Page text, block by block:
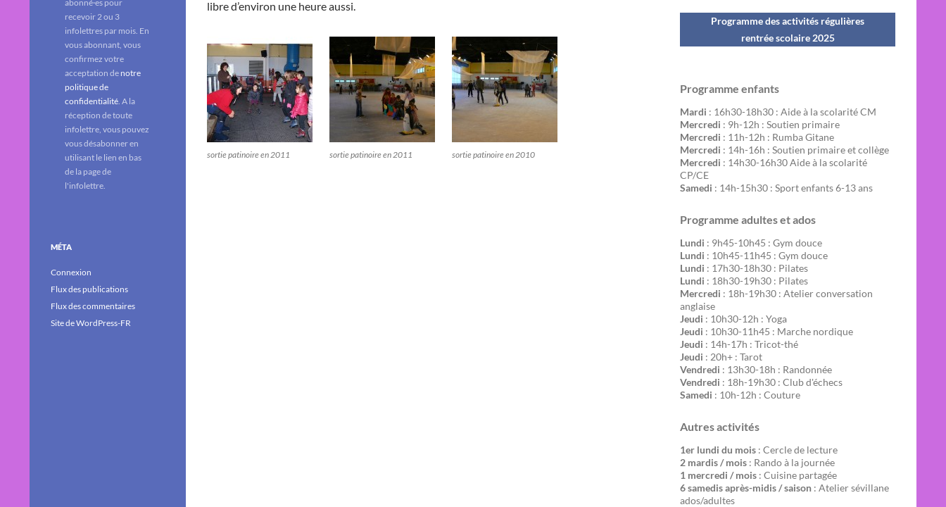
libre d’environ une heure aussi.
sortie patinoire en 2011 sortie patinoire en 2011 sortie patinoire en 2010
Programme des activités régulières
rentrée scolaire 2025
Programme enfants
Mardi : 16h30-18h30 : Aide à la scolarité CM
Mercredi : 9h-12h : Soutien primaire
Mercredi : 11h-12h : Rumba Gitane
Mercredi : 14h-16h : Soutien primaire et collège
Mercredi : 14h30-16h30 Aide à la scolarité
CP/CE
Samedi : 14h-15h30 : Sport enfants 6-13 ans
Programme adultes et ados
Lundi : 9h45-10h45 : Gym douce
Lundi : 10h45-11h45 : Gym douce
Lundi : 17h30-18h30 : Pilates
Lundi : 18h30-19h30 : Pilates
Mercredi : 18h-19h30 : Atelier conversation
anglaise
Jeudi : 10h30-12h : Yoga
Jeudi : 10h30-11h45 : Marche nordique
Jeudi : 14h-17h : Tricot-thé
Jeudi : 20h+ : Tarot
Vendredi : 13h30-18h : Randonnée
Vendredi : 18h-19h30 : Club d'échecs
Samedi : 10h-12h : Couture
Autres activités
1er lundi du mois : Cercle de lecture
2 mardis / mois : Rando à la journée
1 mercredi / mois : Cuisine partagée
6 samedis après-midis / saison : Atelier sévillane
ados/adultes
abonné·es pour
recevoir 2 ou 3
infolettres par mois. En
vous abonnant, vous
confirmez votre
acceptation de notre
politique de
confidentialité. A la
réception de toute
infolettre, vous pouvez
vous désabonner en
utilisant le lien en bas
de la page de
l'infolettre.
MÉTA
Connexion
Flux des publications
Flux des commentaires
Site de WordPress-FR